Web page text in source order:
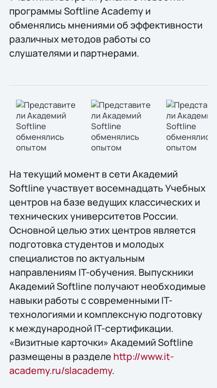
программы Softline Academy и
обменялись мнениями об эффективности
различных методов работы со
слушателями и партнерами.
На текущий момент в сети Академий
Softline участвует восемнадцать Учебных
центров на базе ведущих классических и
технических университетов России.
Основной целью этих центров является
подготовка студентов и молодых
специалистов по актуальным
направлениям IT-обучения. Выпускники
Академий Softline получают необходимые
навыки работы с современными IT-
технологиями и комплексную подготовку
к международной IT-сертификации.
«Визитные карточки» Академий Softline
размещены в разделе http://www.it-
academy.ru/slacademy.